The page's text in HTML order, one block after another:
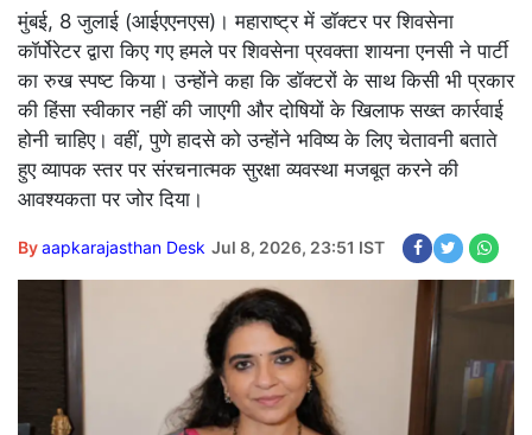
मुंबई, 8 जुलाई (आईएएनएस)। महाराष्ट्र में डॉक्टर पर शिवसेना
कॉर्पोरेटर द्वारा किए गए हमले पर शिवसेना प्रवक्ता शायना एनसी ने पार्टी
का रुख स्पष्ट किया। उन्होंने कहा कि डॉक्टरों के साथ किसी भी प्रकार
की हिंसा स्वीकार नहीं की जाएगी और दोषियों के खिलाफ सख्त कार्रवाई
होनी चाहिए। वहीं, पुणे हादसे को उन्होंने भविष्य के लिए चेतावनी बताते
हुए व्यापक स्तर पर संरचनात्मक सुरक्षा व्यवस्था मजबूत करने की
आवश्यकता पर जोर दिया।
Byaapkarajasthan Desk Jul 8, 2026, 23:51 IST